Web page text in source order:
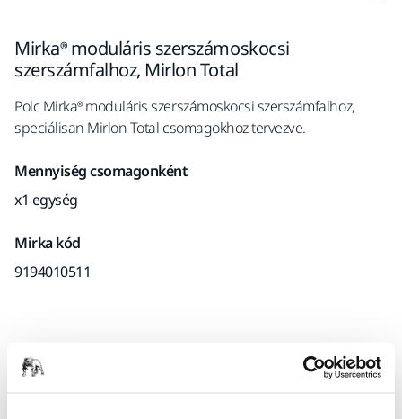
Mirka® moduláris szerszámoskocsi
szerszámfalhoz, Mirlon Total
Polc Mirka® moduláris szerszámoskocsi szerszámfalhoz,
speciálisan Mirlon Total csomagokhoz tervezve.
Mennyiség csomagonként
x1 egység
Mirka kód
9194010511